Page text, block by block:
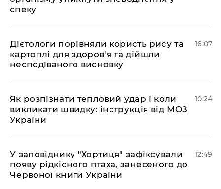
спеку
Дієтологи порівняли користь рису та
картоплі для здоров'я та дійшли
несподіваного висновку
16:07
Як розпізнати тепловий удар і коли
викликати швидку: інструкція від МОЗ
України
10:24
У заповіднику "Хортиця" зафіксували
появу рідкісного птаха, занесеного до
Червоної книги України
12:49